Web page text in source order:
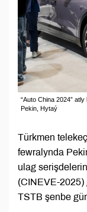
“Auto China 2024”
Pekin, Hytaý
Türkmen
fewralynda
ulag
(CINEVE-2025)
TSTB şenbe